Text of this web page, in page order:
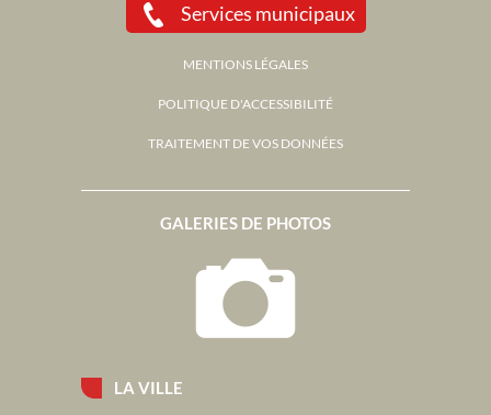
LA VILLE
GALERIES DE PHOTOS
Services municipaux
MENTIONS LÉGALES
POLITIQUE D'ACCESSIBILITÉ
TRAITEMENT DE VOS DONNÉES